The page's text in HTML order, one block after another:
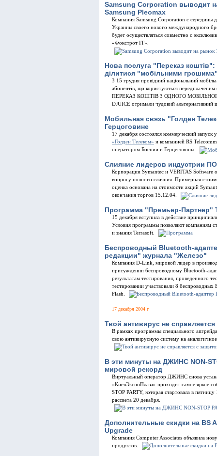
Samsung Corporation выводит
Samsung Pleomax
Компания Samsung Corporation с середины
Украины своего нового международного
будет осуществляться совместно с
«Фокстрот IТ».
Нова послуга "Переказ
дiлитися "мобiльними
З 15 грудня провiдний нацiональний
абонентiв, що користуються
ПЕРЕКАЗ КОШТIВ З ОДНОГО
DJUICE отримали чудовий альтернативний
Мобильная связь "Голден
Герцоговине
17 декабря состоялся коммерческий
«Голден Телеком» и компанией RS
оператором Боснии и Герцеговины.
Слияние лидеров индустрии ПО
Корпорации Symantec и VERITAS Software
вопросу полного слияния. Примерная
оценка основана на стоимости акций
окончания торгов 15.12.04.
Программа "Премьер-Партнер"
15 декабря вступила в действие
Условия программы позволяют компаниям
и знания Terrasoft.
Беспроводный Bluetooth-
редакции" журнала "Железо"
Компания D-Link, мировой лидер в
присуждении беспроводному Bluetooth-
результатам тестирования, проведенного
тестировании участвовали 8
Flash.
17 декабря 2004 г
Твой антивирус не
В рамках программы специального
свою антивирусную систему на
В эти минуты на ДЖИНС NON-
мировой рекорд
Виртуальный оператор ДЖИНС снова
«КиевЭкспоПлаза» проходит самое яркое
STOP PARTY, которая стартовала в
рассвета 20 декабря.
Дополнительные скидки на BS
Upgrade
Компания Computer Associates объявила
продуктов.